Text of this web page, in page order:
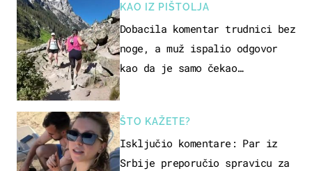
KAO IZ PIŠTOLJA
Dobacila komentar trudnici bez
noge, a muž ispalio odgovor
kao da je samo čekao…
ŠTO KAŽETE?
Isključio komentare: Par iz
Srbije preporučio spravicu za